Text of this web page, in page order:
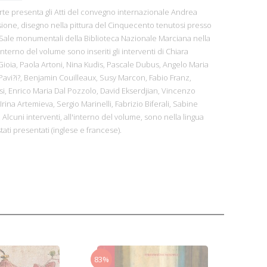
presenta gli Atti del convegno internazionale Andrea
disegno nella pittura del Cinquecento tenutosi presso
monumentali della Biblioteca Nazionale Marciana nella
del volume sono inseriti gli interventi di Chiara
Paola Artoni, Nina Kudis, Pascale Dubus, Angelo Maria
Benjamin Couilleaux, Susy Marcon, Fabio Franz,
Enrico Maria Dal Pozzolo, David Ekserdjian, Vincenzo
Artemieva, Sergio Marinelli, Fabrizio Biferali, Sabine
Alcuni interventi, all'interno del volume, sono nella lingua
presentati (inglese e francese).
83%